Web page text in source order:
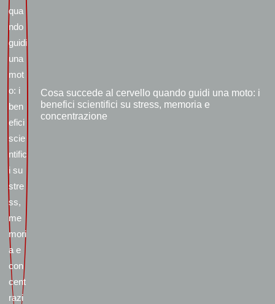
Cosa succede al cervello quando guidi una moto: i
benefici scientifici su stress, memoria e
concentrazione